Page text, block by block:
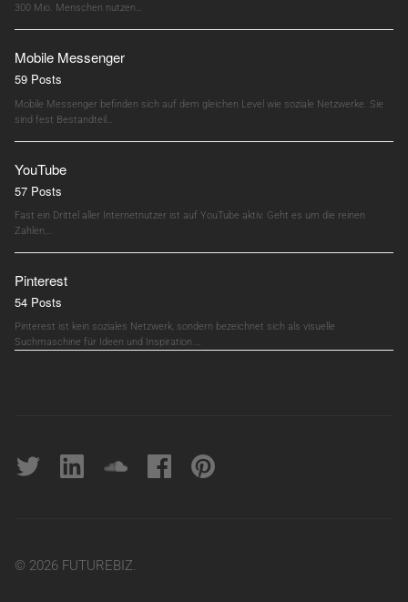
300 Mio. Menschen nutzen…
Mobile Messenger
59 Posts
Mobile Messenger befinden sich auf dem gleichen Level wie soziale Netzwerke. Sie
sind fest Bestandteil…
YouTube
57 Posts
Fast ein Drittel aller Internetnutzer ist auf YouTube aktiv. Geht es um die reinen
Zahlen,…
Pinterest
54 Posts
Pinterest ist kein soziales Netzwerk, sondern bezeichnet sich als visuelle
Suchmaschine für Ideen und Inspiration.…
Twitter linkedin soundcloudFacebookpinterest
© 2026 FUTUREBIZ.